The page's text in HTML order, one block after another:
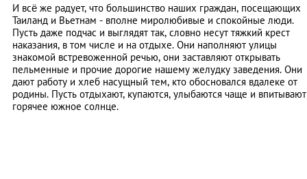
И всё же радует, что большинство наших граждан, посещающих
Таиланд и Вьетнам - вполне миролюбивые и спокойные люди.
Пусть даже подчас и выглядят так, словно несут тяжкий крест
наказания, в том числе и на отдыхе. Они наполняют улицы
знакомой встревоженной речью, они заставляют открывать
пельменные и прочие дорогие нашему желудку заведения. Они
дают работу и хлеб насущный тем, кто обосновался вдалеке от
родины. Пусть отдыхают, купаются, улыбаются чаще и впитывают
горячее южное солнце.